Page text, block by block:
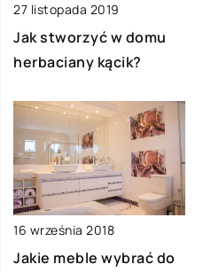
27 listopada 2019
Jak stworzyć w domu
herbaciany kącik?
16 września 2018
Jakie meble wybrać do